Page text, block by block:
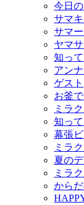
今日
サマ
サマ
ヤマ
知っ
アン
ゲスト
お釜
ミラ
知っ
幕張
ミラ
夏の
ミラ
から